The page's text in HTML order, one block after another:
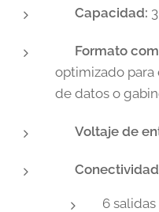
Capacidad:
Formato
optimizado para
de datos o
Voltaje de
6 salidas